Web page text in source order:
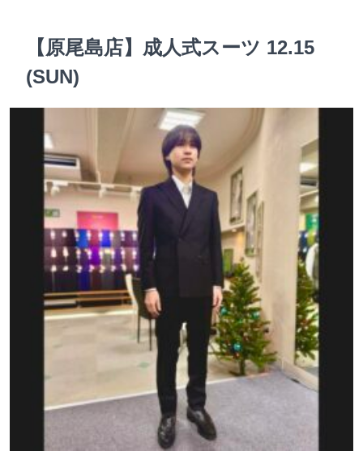
【原尾島店】成人式スーツ 12.15
(SUN)